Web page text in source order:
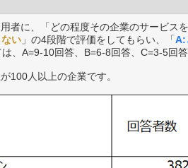
者に、「どの程度その企業のサービス
い 」の4段階で評価をしてもらい、「A:
、A=9-10回答、B=6-8回答、C=3-5回
100人以上の企業です。